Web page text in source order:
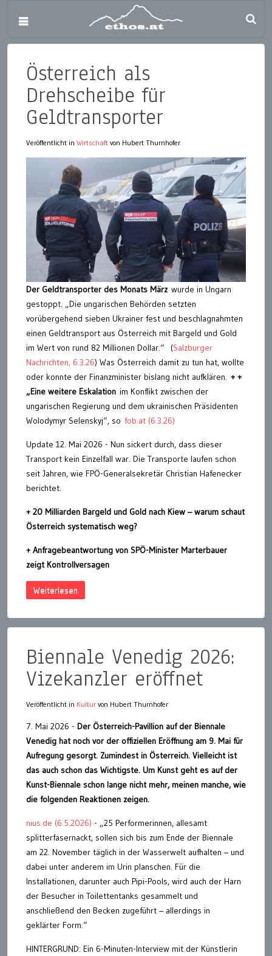
Österreich als
Drehscheibe für
Geldtransporter
Veröffentlicht in Wirtschaft von Hubert Thurnhofer
Der Geldtransporter des Monats Märzwurde in Ungarn
gestoppt. „Die ungarischen Behörden setzten
vorübergehend sieben Ukrainer fest und beschlagnahmten
einen Geldtransport aus Österreich mit Bargeld und Gold
im Wert von rund 82 Millionen Dollar.“ (Salzburger
Nachrichten, 6.3.26) Was Österreich damit zu tun hat, wollte
oder konnte der Finanzminister bislang nicht aufklären. + +
„Eine weitere Eskalation im Konflikt zwischen der
ungarischen Regierung und dem ukrainischen Präsidenten
Wolodymyr Selenskyj“, so fob.at (6.3.26)
Update 12. Mai 2026 - Nun sickert durch, dass dieser
Transport kein Einzelfall war. Die Transporte laufen schon
seit Jahren, wie FPÖ-Generalsekretär Christian Hafenecker
berichtet.
+ 20 Milliarden Bargeld und Gold nach Kiew – warum schaut
Österreich systematisch weg?
+ Anfragebeantwortung von SPÖ-Minister Marterbauer
zeigt Kontrollversagen
Weiterlesen
Biennale Venedig 2026:
Vizekanzler eröffnet
Veröffentlicht in Kultur von Hubert Thurnhofer
7. Mai 2026 - Der Österreich-Pavillion auf der Biennale
Venedig hat noch vor der offiziellen Eröffnung am 9. Mai für
Aufregung gesorgt. Zumindest in Österreich. Vielleicht ist
das auch schon das Wichtigste. Um Kunst geht es auf der
Kunst-Biennale schon lange nicht mehr, meinen manche, wie
die folgenden Reaktionen zeigen.
nius.de (6.5.2026) - „25 Performerinnen, allesamt
splitterfasernackt, sollen sich bis zum Ende der Biennale
am 22. November täglich in der Wasserwelt aufhalten – und
dabei unter anderem im Urin planschen. Für die
Installationen, darunter auch Pipi-Pools, wird auch der Harn
der Besucher in Toilettentanks gesammelt und
anschließend den Becken zugeführt – allerdings in
geklärter Form.“
HINTERGRUND: Ein 6-Minuten-Interview mit der Künstlerin